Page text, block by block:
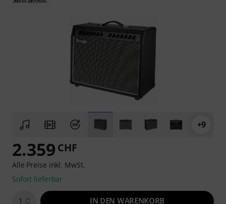
+9
2.359 CHF
Alle Preise inkl. MwSt.
Sofort lieferbar
1 IN DEN WARENKORB